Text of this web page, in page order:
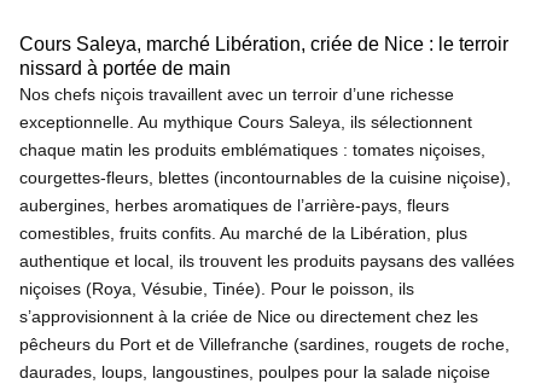
Cours Saleya, marché Libération, criée de Nice : le terroir
nissard à portée de main
Nos chefs niçois travaillent avec un terroir d’une richesse
exceptionnelle. Au mythique Cours Saleya, ils sélectionnent
chaque matin les produits emblématiques : tomates niçoises,
courgettes-fleurs, blettes (incontournables de la cuisine niçoise),
aubergines, herbes aromatiques de l’arrière-pays, fleurs
comestibles, fruits confits. Au marché de la Libération, plus
authentique et local, ils trouvent les produits paysans des vallées
niçoises (Roya, Vésubie, Tinée). Pour le poisson, ils
s’approvisionnent à la criée de Nice ou directement chez les
pêcheurs du Port et de Villefranche (sardines, rougets de roche,
daurades, loups, langoustines, poulpes pour la salade niçoise